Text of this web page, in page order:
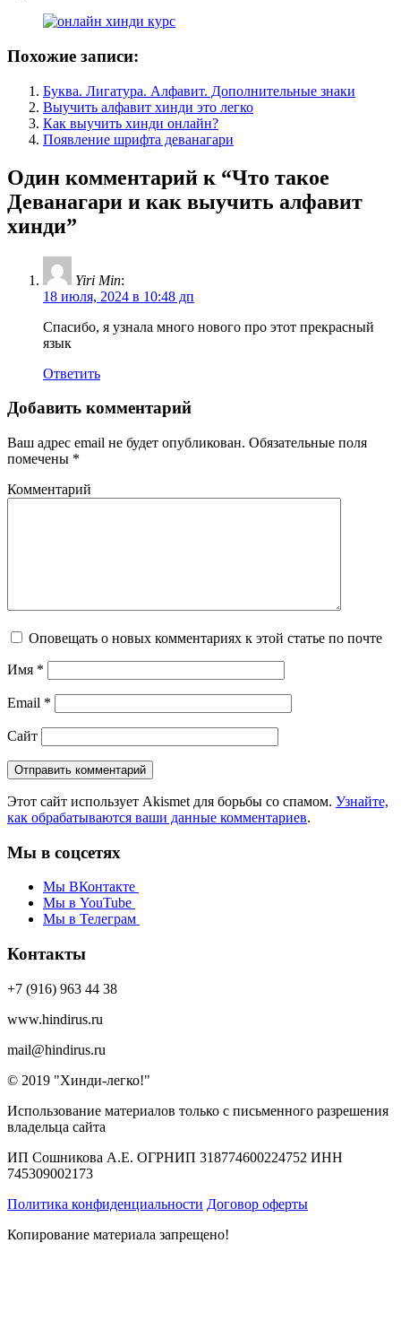
Похожие записи:
Буква. Лигатура. Алфавит. Дополнительные знаки
Выучить алфавит хинди это легко
Как выучить хинди онлайн?
Появление шрифта деванагари
Один комментарий к “Что такое
Деванагари и как выучить алфавит
хинди”
Yiri Min:
18 июля, 2024 в 10:48 дп
Спасибо, я узнала много нового про этот прекрасный
язык
Ответить
Добавить комментарий
Ваш адрес email не будет опубликован. Обязательные поля
помечены *
Комментарий
Оповещать о новых комментариях к этой статье по почте
Имя *
Email *
Сайт
Этот сайт использует Akismet для борьбы со спамом. Узнайте,
как обрабатываются ваши данные комментариев.
Мы в соцсетях
Мы ВКонтакте
Мы в YouTube
Мы в Телеграм
Контакты
+7 (916) 963 44 38
www.hindirus.ru
mail@hindirus.ru
© 2019 "Хинди-легко!"
Использование материалов только с письменного разрешения
владельца сайта
ИП Сошникова А.Е. ОГРНИП 318774600224752 ИНН
745309002173
Политика конфиденциальности Договор оферты
Копирование материала запрещено!